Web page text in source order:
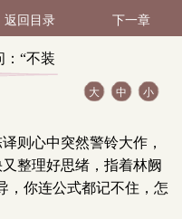
返回目录 下一章
：“不装
大 中 小
则心中突然警铃大作，
整理好思绪，指着林阙
，你连公式都记不住，怎